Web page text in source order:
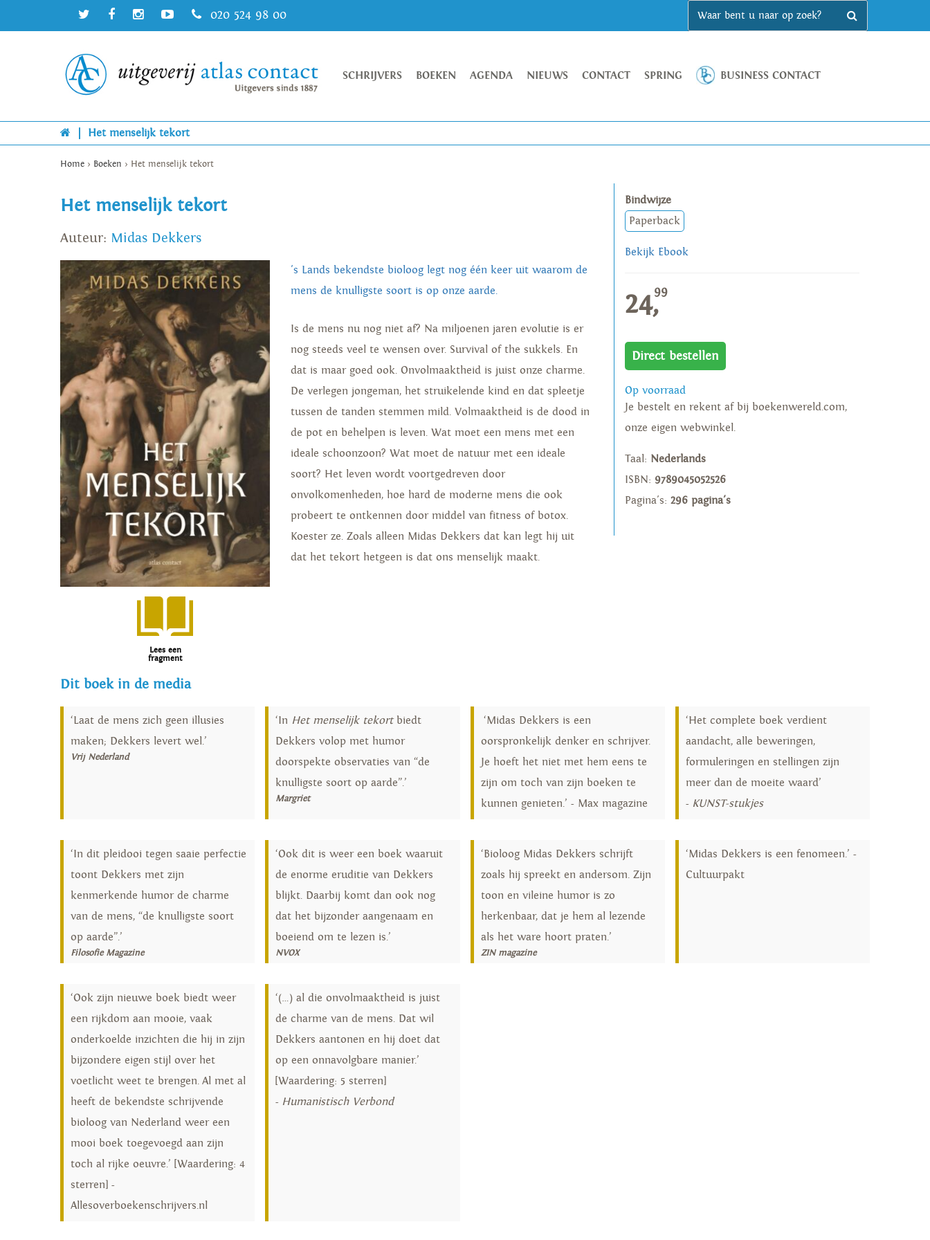
020 524 98 00
SCHRIJVERS BOEKEN AGENDA NIEUWS CONTACT SPRING BUSINESS CONTACT
Het menselijk tekort
Home > Boeken > Het menselijk tekort
Het menselijk tekort
Auteur: Midas Dekkers
Lees een
fragment
's Lands bekendste bioloog legt nog één keer uit waarom de
mens de knulligste soort is op onze aarde.
Is de mens nu nog niet af? Na miljoenen jaren evolutie is er
nog steeds veel te wensen over. Survival of the sukkels. En
dat is maar goed ook. Onvolmaaktheid is juist onze charme.
De verlegen jongeman, het struikelende kind en dat spleetje
tussen de tanden stemmen mild. Volmaaktheid is de dood in
de pot en behelpen is leven. Wat moet een mens met een
ideale schoonzoon? Wat moet de natuur met een ideale
soort? Het leven wordt voortgedreven door
onvolkomenheden, hoe hard de moderne mens die ook
probeert te ontkennen door middel van fitness of botox.
Koester ze. Zoals alleen Midas Dekkers dat kan legt hij uit
dat het tekort hetgeen is dat ons menselijk maakt.
Bindwijze
Paperback
Bekijk Ebook
24,99
Direct bestellen
Op voorraad
Je bestelt en rekent af bij boekenwereld.com,
onze eigen webwinkel.
Taal: Nederlands
ISBN: 9789045052526
Pagina's: 296 pagina's
Dit boek in de media
‘Laat de mens zich geen illusies
maken; Dekkers levert wel.’
Vrij Nederland
‘In Het menselijk tekortbiedt
Dekkers volop met humor
doorspekte observaties van “de
knulligste soort op aarde”.’
Margriet
‘Midas Dekkers is een
oorspronkelijk denker en schrijver.
Je hoeft het niet met hem eens te
zijn om toch van zijn boeken te
kunnen genieten.’ - Max magazine
‘Het complete boek verdient
aandacht, alle beweringen,
formuleringen en stellingen zijn
meer dan de moeite waard’
- KUNST-stukjes
‘In dit pleidooi tegen saaie perfectie
toont Dekkers met zijn
kenmerkende humor de charme
van de mens, “de knulligste soort
op aarde”.’
Filosofie Magazine
‘Ook dit is weer een boek waaruit
de enorme eruditie van Dekkers
blijkt. Daarbij komt dan ook nog
dat het bijzonder aangenaam en
boeiend om te lezen is.’
NVOX
‘Bioloog Midas Dekkers schrijft
zoals hij spreekt en andersom. Zijn
toon en vileine humor is zo
herkenbaar, dat je hem al lezende
als het ware hoort praten.’
ZIN magazine
‘Midas Dekkers is een fenomeen.’ -
Cultuurpakt
‘Ook zijn nieuwe boek biedt weer
een rijkdom aan mooie, vaak
onderkoelde inzichten die hij in zijn
bijzondere eigen stijl over het
voetlicht weet te brengen. Al met al
heeft de bekendste schrijvende
bioloog van Nederland weer een
mooi boek toegevoegd aan zijn
toch al rijke oeuvre.’ [Waardering: 4
sterren] -
Allesoverboekenschrijvers.nl
‘(…) al die onvolmaaktheid is juist
de charme van de mens. Dat wil
Dekkers aantonen en hij doet dat
op een onnavolgbare manier.’
[Waardering: 5 sterren]
- Humanistisch Verbond